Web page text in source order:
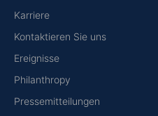
Karriere
Kontaktieren Sie uns
Ereignisse
Philanthropy
Pressemitteilungen